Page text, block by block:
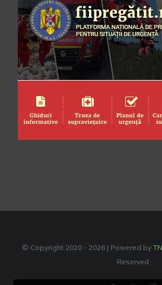
© Copyright 2020 - 2026 | Powered by
Reserved